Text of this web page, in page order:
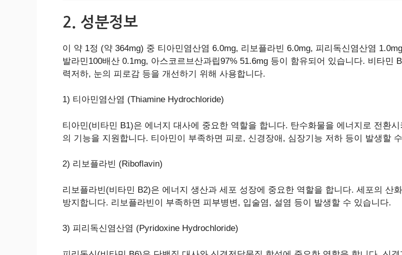
2. 성분정보
이 약 1정 (약 364mg) 중 티아민염산염 6.0mg, 리보플라빈 6.0mg, 피리독신염산염
발라민100배산 0.1mg, 아스코르브산과립97% 51.6mg 등이 함유되어 있습니다. 비타민
력저하, 눈의 피로감 등을 개선하기 위해 사용합니다.
1) 티아민염산염 (Thiamine Hydrochloride)
티아민(비타민 B1)은 에너지 대사에 중요한 역할을 합니다. 탄수화물을 에너지로 전환
의 기능을 지원합니다. 티아민이 부족하면 피로, 신경장애, 심장기능 저하 등이 발생할
2) 리보플라빈 (Riboflavin)
리보플라빈(비타민 B2)은 에너지 생산과 세포 성장에 중요한 역할을 합니다. 세포의 산
방지합니다. 리보플라빈이 부족하면 피부병변, 입술염, 설염 등이 발생할 수 있습니다.
3) 피리독신염산염 (Pyridoxine Hydrochloride)